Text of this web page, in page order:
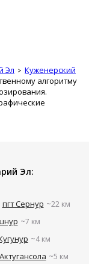
Эл
Куженерский
алгоритму
Эл:
пгт Сернур ~22 км
~7 км
~4 км
~5 км